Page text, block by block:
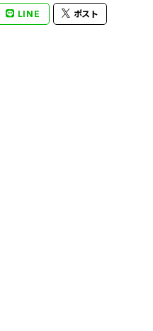
LINE ポスト